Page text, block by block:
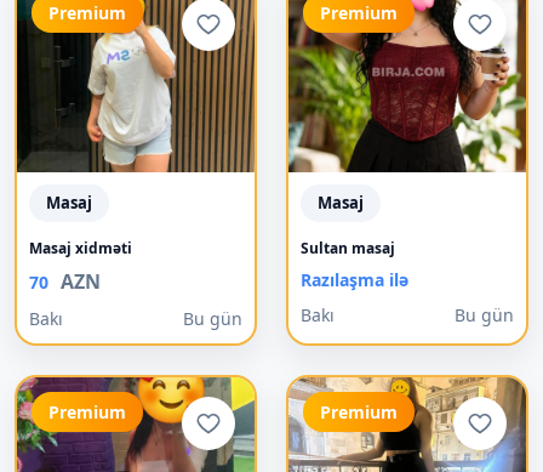
Premium
Masaj
Masaj xidməti
70 AZN
Bakı Bu gün
Premium
Masaj
Sultan masaj
Razılaşma ilə
Bakı
Bu gün
Premium Premium